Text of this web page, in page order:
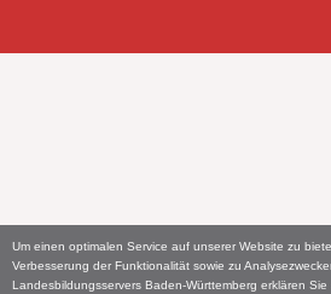
Um einen optimalen Service auf unserer Website zu
Verbesserung der Funktionalität sowie zu
Landesbildungsservers Baden-Württemberg erklären